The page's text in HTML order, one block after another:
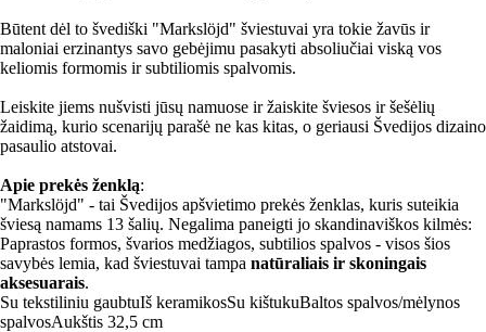
Būtent dėl to švediški "Markslöjd" šviestuvai yra tokie žavūs ir
maloniai erzinantys savo gebėjimu pasakyti absoliučiai viską vos
keliomis formomis ir subtiliomis spalvomis.
Leiskite jiems nušvisti jūsų namuose ir žaiskite šviesos ir šešėlių
žaidimą, kurio scenarijų parašė ne kas kitas, o geriausi Švedijos dizaino
pasaulio atstovai.
Apie prekės ženklą:
"Markslöjd" - tai Švedijos apšvietimo prekės ženklas, kuris suteikia
šviesą namams 13 šalių. Negalima paneigti jo skandinaviškos kilmės:
Paprastos formos, švarios medžiagos, subtilios spalvos - visos šios
savybės lemia, kad šviestuvai tampa natūraliais ir skoningais
aksesuarais.
Su tekstiliniu gaubtuIš keramikosSu kištukuBaltos spalvos/mėlynos
spalvosAukštis 32,5 cm